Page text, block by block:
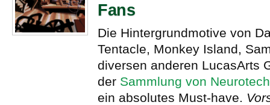
Fans
Die Hintergrundmotive von
Tentacle, Monkey Island,
diversen anderen LucasArts
der Sammlung von Neurotech
ein absolutes Must-have.